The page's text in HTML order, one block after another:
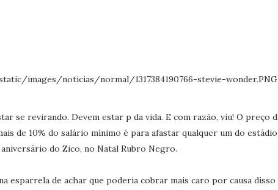
se revirando. Devem estar p da vida. E com razão, viu! O preço do
de 10% do salário mínimo é para afastar qualquer um do estádio,
do Zico, no Natal Rubro Negro.
esparrela de achar que poderia cobrar mais caro por causa disso e